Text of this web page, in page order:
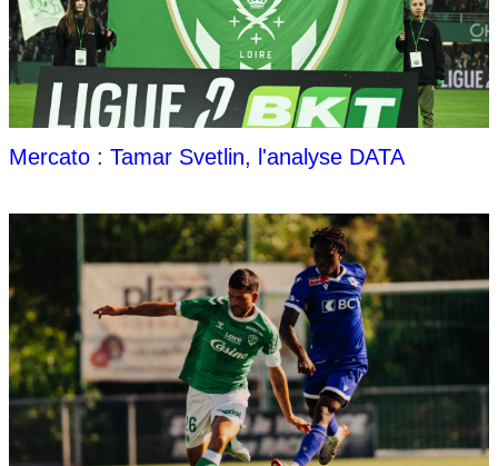
Mercato : Tamar Svetlin, l'analyse DATA